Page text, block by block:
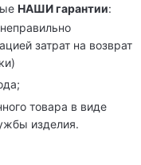
НАШИ гарантии:
затрат на возврат
товара в виде
изделия.